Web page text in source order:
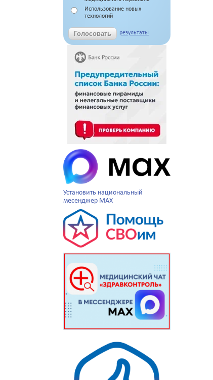
Использование новых
технологий
результаты
Установить национальный
месенджер MAX